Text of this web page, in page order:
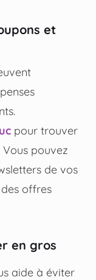
et
pour trouver
pouvez
de vos
offres
en gros
aide à éviter